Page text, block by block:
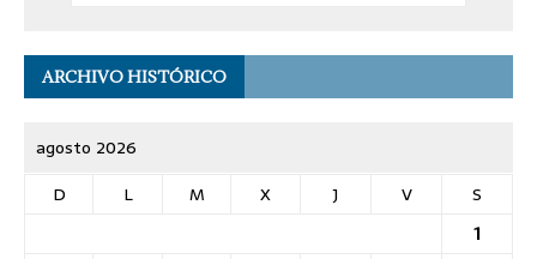
ARCHIVO HISTÓRICO
agosto 2026
D
L M X J V
S
1